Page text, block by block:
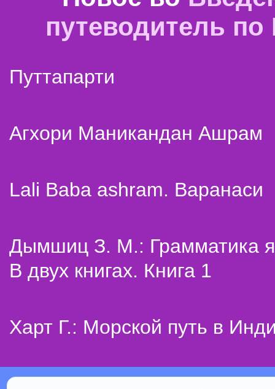
путеводитель
Путтапарти
Агхори Маникандан Ашрам
Lali Baba ashram. Варанаси
Дымшиц З. М.: Грамматика
В двух книгах. Книга 1
Харт Г.: Морской путь в